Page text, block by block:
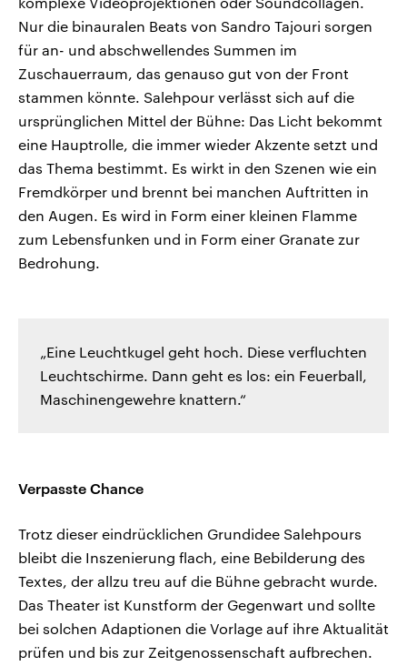
Nur die binauralen Beats von Sandro Tajouri sorgen
für an- und abschwellendes Summen im
Zuschauerraum, das genauso gut von der Front
stammen könnte. Salehpour verlässt sich auf die
ursprünglichen Mittel der Bühne: Das Licht bekommt
eine Hauptrolle, die immer wieder Akzente setzt und
das Thema bestimmt. Es wirkt in den Szenen wie ein
Fremdkörper und brennt bei manchen Auftritten in
den Augen. Es wird in Form einer kleinen Flamme
zum Lebensfunken und in Form einer Granate zur
Bedrohung.
„Eine Leuchtkugel geht hoch. Diese verfluchten
Leuchtschirme. Dann geht es los: ein Feuerball,
Maschinengewehre knattern.“
Verpasste Chance
Trotz dieser eindrücklichen Grundidee Salehpours
bleibt die Inszenierung flach, eine Bebilderung des
Textes, der allzu treu auf die Bühne gebracht wurde.
Das Theater ist Kunstform der Gegenwart und sollte
bei solchen Adaptionen die Vorlage auf ihre Aktualität
prüfen und bis zur Zeitgenossenschaft aufbrechen.